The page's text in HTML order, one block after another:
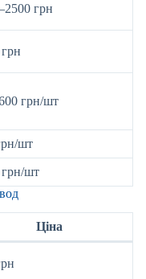
грн
грн/шт
шт
грн/шт
Ціна